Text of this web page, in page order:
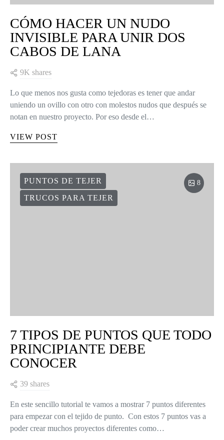
CÓMO HACER UN NUDO
INVISIBLE PARA UNIR DOS
CABOS DE LANA
9K shares
Lo que menos nos gusta como tejedoras es tener que andar
uniendo un ovillo con otro con molestos nudos que después se
notan en nuestro proyecto. Por eso desde el…
VIEW POST
PUNTOS DE TEJER
TRUCOS PARA TEJER
8
7 TIPOS DE PUNTOS QUE TODO
PRINCIPIANTE DEBE
CONOCER
39 shares
En este sencillo tutorial te vamos a mostrar 7 puntos diferentes
para empezar con el tejido de punto. Con estos 7 puntos vas a
poder crear muchos proyectos diferentes como…